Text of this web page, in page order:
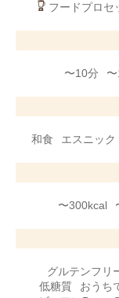
フードプロセ
〜10分
和食 エスニック
〜300kcal
グルテンフリ
低糖質
おうち